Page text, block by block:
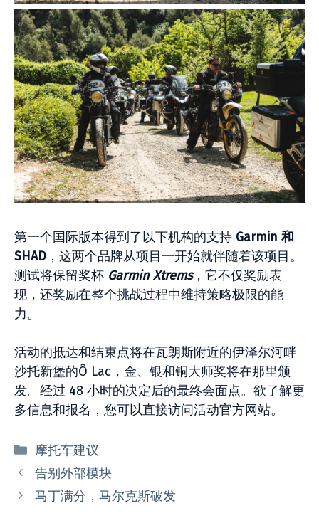
第一个国际版本得到了以下机构的支持 Garmin 和
SHAD ，这两个品牌从项目一开始就伴随着该项目。
测试将保留奖杯 Garmin Xtrems，它不仅奖励表
现，还奖励在整个挑战过程中维持策略极限的能
力。
活动的抵达和结束点将在瓦朗斯附近的伊泽尔河畔
沙托新堡的Ô Lac，金、银和铜大师奖将在那里颁
发。经过 48 小时的决定后的最终会面点。欲了解更
多信息和报名，您可以直接访问活动官方网站。
分
类
摩托车建议
告别外部模块
马丁满分，马尔克斯破发